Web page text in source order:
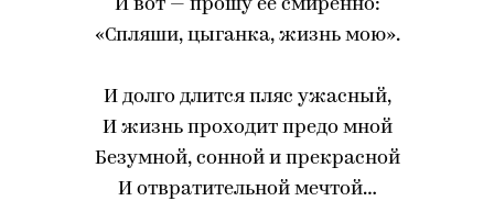
И вот — прошу её смиренно:
«Спляши, цыганка, жизнь мою».
И долго длится пляс ужасный,
И жизнь проходит предо мной
Безумной, сонной и прекрасной
И отвратительной мечтой…